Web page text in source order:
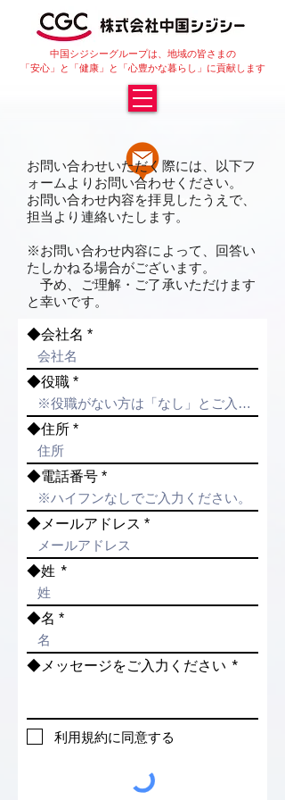
中国シジシーグループは、地域の皆さまの
「安心」と「健康」と「心豊かな暮らし」に貢献します
お問い合わせ - Contact Us
お問い合わせいただく際には、以下フ
ォームよりお問い合わせください。
お問い合わせ内容を拝見したうえで、
担当より連絡いたします。
※お問い合わせ内容によって、回答い
たしかねる場合がございます。
予め、ご理解・ご了承いただけます
と幸いです。
◆会社名
◆役職
◆住所
◆電話番号
◆メールアドレス
◆姓
◆名
◆メッセージをご入力ください
利用規約に同意する